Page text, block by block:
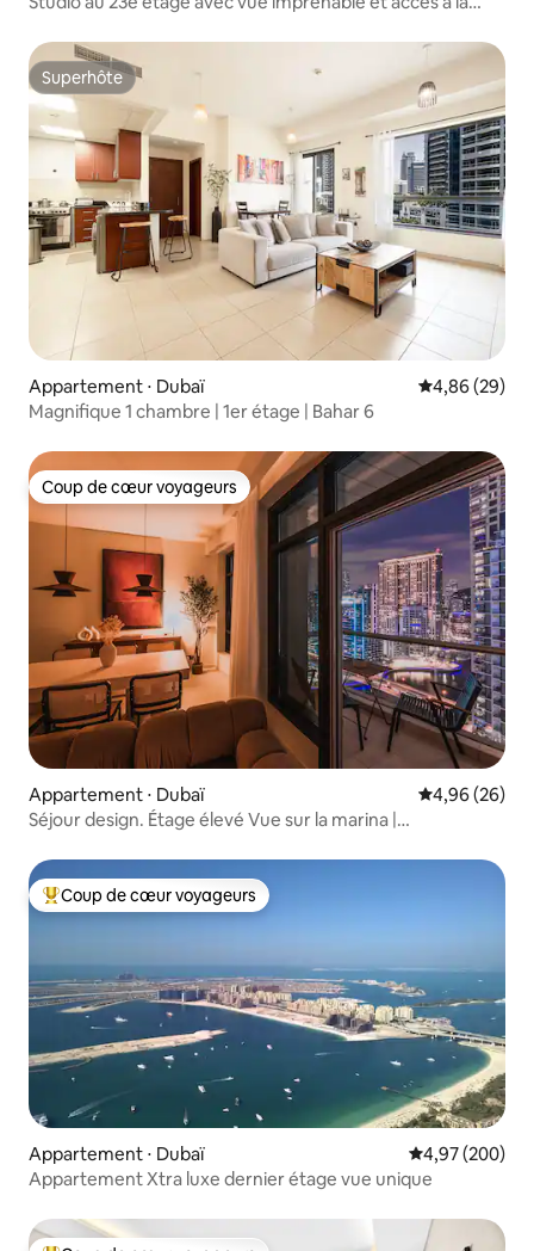
Superhôte
Superhôte
Appartement ⋅ Dubaï Évaluation
4,86 (29)
Magnifique 1 chambre | 1er étage | Bahar 6
Coup de cœur voyageurs
Coup de cœur voyageurs
Appartement ⋅ Dubaï Évaluation
4,96 (26)
Séjour design. Étage élevé Vue sur la marina |
Coups de cœur voyageurs les plus appréciés
Coup de cœur voyageurs
Appartement ⋅ Dubaï Évaluation
4,97 (200)
Appartement Xtra luxe dernier étage vue unique